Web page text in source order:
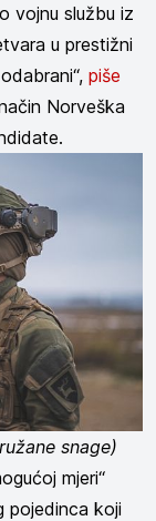
vojnu službu iz
u prestižni
piše
Norveška
snage)
mjeri“
pojedinca koji